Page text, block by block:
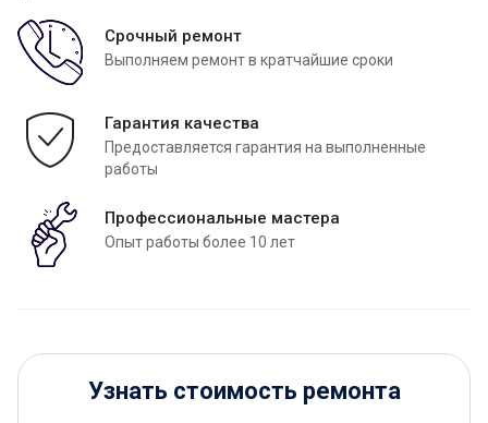
Срочный ремонт
Выполняем ремонт в кратчайшие сроки
Гарантия качества
Предоставляется гарантия на выполненные
работы
Профессиональные мастера
Опыт работы более 10 лет
Узнать стоимость ремонта